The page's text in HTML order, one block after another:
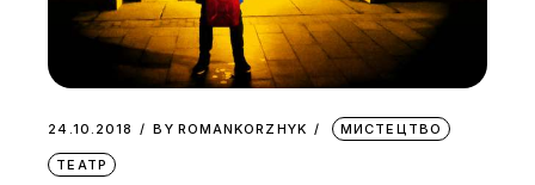
24.10.2018 BY ROMANKORZHYK МИСТЕЦТВО
ТЕАТР